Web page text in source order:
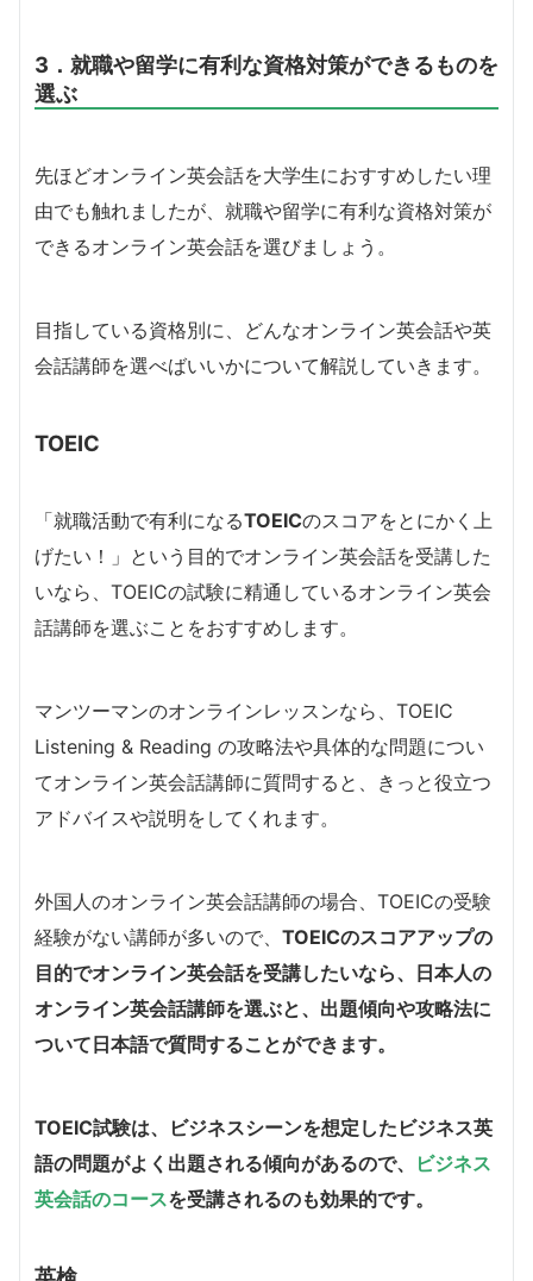
3．就職や留学に有利な資格対策ができるものを
選ぶ
先ほどオンライン英会話を大学生におすすめしたい理
由でも触れましたが、就職や留学に有利な資格対策が
できるオンライン英会話を選びましょう。
目指している資格別に、どんなオンライン英会話や英
会話講師を選べばいいかについて解説していきます。
TOEIC
「就職活動で有利になるTOEICのスコアをとにかく上
げたい！」という目的でオンライン英会話を受講した
いなら、TOEICの試験に精通しているオンライン英会
話講師を選ぶことをおすすめします。
マンツーマンのオンラインレッスンなら、TOEIC
Listening & Reading の攻略法や具体的な問題につい
てオンライン英会話講師に質問すると、きっと役立つ
アドバイスや説明をしてくれます。
外国人のオンライン英会話講師の場合、TOEICの受験
経験がない講師が多いので、 TOEICのスコアアップの
目的でオンライン英会話を受講したいなら、日本人の
オンライン英会話講師を選ぶと、出題傾向や攻略法に
ついて日本語で質問することができます。
TOEIC試験は、ビジネスシーンを想定したビジネス英
語の問題がよく出題される傾向があるので、
ビジネス
英会話のコースを受講されるのも効果的です。